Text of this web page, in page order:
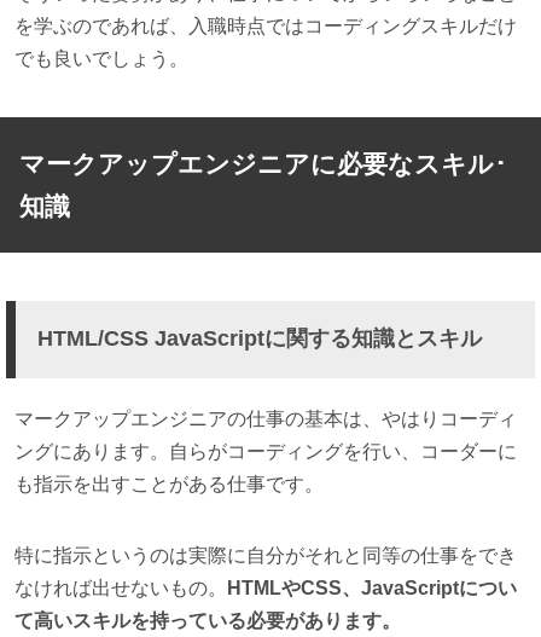
を学ぶのであれば、入職時点ではコーディングスキルだけ
でも良いでしょう。
マークアップエンジニアに必要なスキル･
知識
HTML/CSS JavaScriptに関する知識とスキル
マークアップエンジニアの仕事の基本は、やはりコーディ
ングにあります。自らがコーディングを行い、コーダーに
も指示を出すことがある仕事です。
特に指示というのは実際に自分がそれと同等の仕事をでき
なければ出せないもの。
HTMLやCSS、JavaScriptについ
て高いスキルを持っている必要があります。